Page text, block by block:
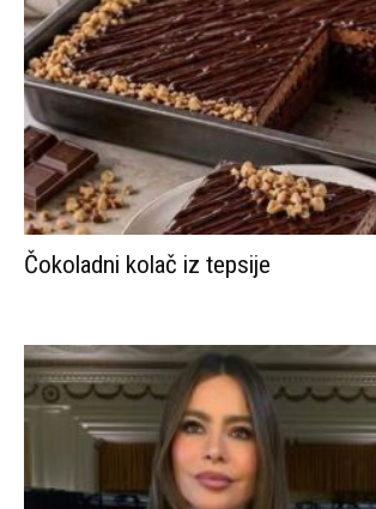
Čokoladni kolač iz tepsije